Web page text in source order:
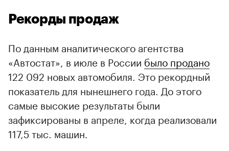
Рекорды продаж
По данным аналитического агентства
«Автостат», в июле в России было продано
122 092 новых автомобиля. Это рекордный
показатель для нынешнего года. До этого
самые высокие результаты были
зафиксированы в апреле, когда реализовали
117,5 тыс. машин.